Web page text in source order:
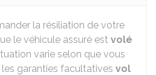
la résiliation de votre
le véhicule assuré est volé
varie selon que vous
garanties facultatives vol